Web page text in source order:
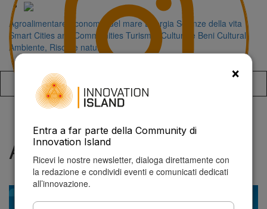
Agroalimentare Economia del mare Energia Scienze della vita
Smart Cities and Communities Turismo, Cultura e Beni Culturali
Ambiente, Risorse naturali
AES
×
Entra a far parte della Community di
Innovation Island
Ricevi le nostre newsletter, dialoga direttamente con
la redazione e condividi eventi e comunicati dedicati
all’innovazione.